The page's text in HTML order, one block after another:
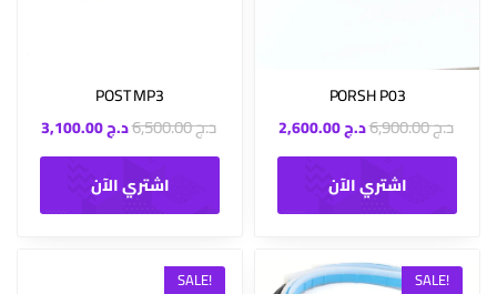
POST MP3
د.ج3,100.00 د.ج6,500.00
اشتري الآن
PORSH P03
د.ج2,600.00 د.ج6,900.00
اشتري الآن
SALE! SALE!